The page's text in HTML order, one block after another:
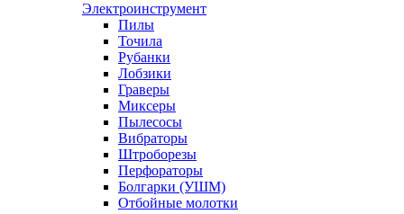
Электроинструмент
Пилы
Точила
Рубанки
Лобзики
Граверы
Миксеры
Пылесосы
Вибраторы
Штроборезы
Перфораторы
Болгарки (УШМ)
Отбойные молотки